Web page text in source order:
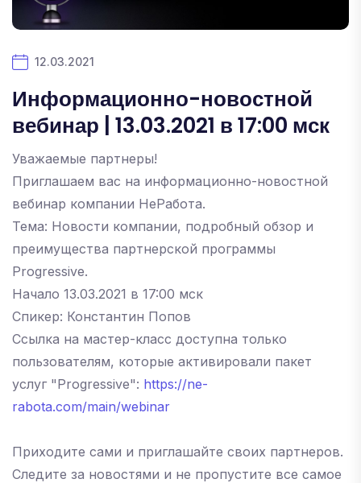
12.03.2021
Информационно-новостной
вебинар | 13.03.2021 в 17:00 мск
Уважаемые партнеры!
Приглашаем вас на информационно-новостной
вебинар компании НеРабота.
Тема: Новости компании, подробный обзор и
преимущества партнерской программы
Progressive.
Начало 13.03.2021 в 17:00 мск
Спикер: Константин Попов
Ссылка на мастер-класс доступна только
пользователям, которые активировали пакет
услуг "Progressive": https://ne-
rabota.com/main/webinar
Приходите сами и приглашайте своих партнеров.
Следите за новостями и не пропустите все самое